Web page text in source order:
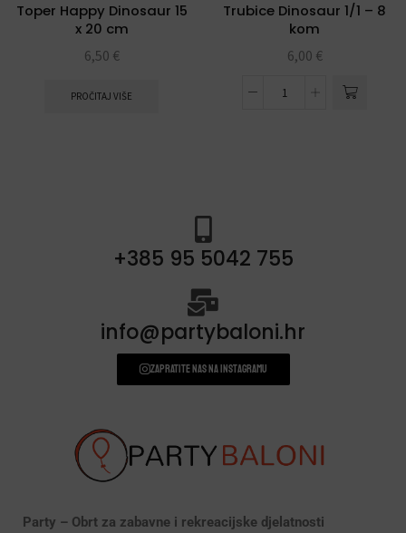
Toper Happy Dinosaur 15
x 20 cm
6,50 €
PROČITAJ VIŠE
Trubice Dinosaur 1/1 – 8
kom
6,00 €
+385 95 5042 755
info@partybaloni.hr
Zapratite nas na instagramu
Party – Obrt za zabavne i rekreacijske djelatnosti